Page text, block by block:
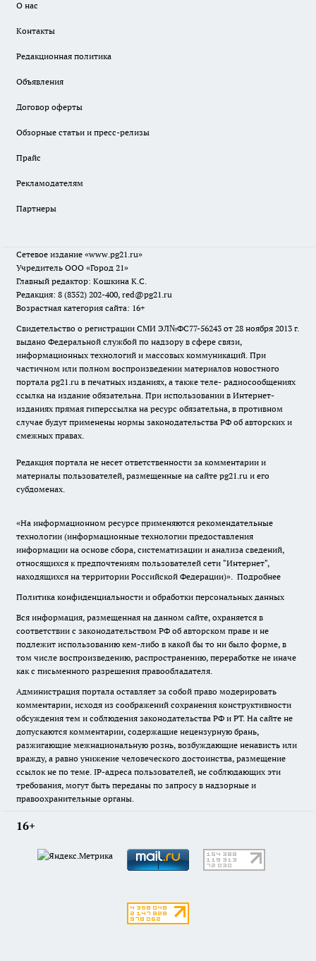
О нас
Контакты
Редакционная политика
Объявления
Договор оферты
Обзорные статьи и пресс-релизы
Прайс
Рекламодателям
Партнеры
Сетевое издание «www.pg21.ru»
Учредитель ООО «Город 21»
Главный редактор: Кошкина К.С.
Редакция: 8 (8352) 202-400, red@pg21.ru
Возрастная категория сайта: 16+
Свидетельство о регистрации СМИ ЭЛ№ФС77-56243 от 28 ноября 2013 г.
выдано Федеральной службой по надзору в сфере связи,
информационных технологий и массовых коммуникаций. При
частичном или полном воспроизведении материалов новостного
портала pg21.ru в печатных изданиях, а также теле- радиосообщениях
ссылка на издание обязательна. При использовании в Интернет-
изданиях прямая гиперссылка на ресурс обязательна, в противном
случае будут применены нормы законодательства РФ об авторских и
смежных правах.
Редакция портала не несет ответственности за комментарии и
материалы пользователей, размещенные на сайте pg21.ru и его
субдоменах.
«На информационном ресурсе применяются рекомендательные
технологии (информационные технологии предоставления
информации на основе сбора, систематизации и анализа сведений,
относящихся к предпочтениям пользователей сети "Интернет",
находящихся на территории Российской Федерации)». Подробнее
Политика конфиденциальности и обработки персональных данных
Вся информация, размещенная на данном сайте, охраняется в
соответствии с законодательством РФ об авторском праве и не
подлежит использованию кем-либо в какой бы то ни было форме, в
том числе воспроизведению, распространению, переработке не иначе
как с письменного разрешения правообладателя.
Администрация портала оставляет за собой право модерировать
комментарии, исходя из соображений сохранения конструктивности
обсуждения тем и соблюдения законодательства РФ и РТ. На сайте не
допускаются комментарии, содержащие нецензурную брань,
разжигающие межнациональную рознь, возбуждающие ненависть или
вражду, а равно унижение человеческого достоинства, размещение
ссылок не по теме. IP-адреса пользователей, не соблюдающих эти
требования, могут быть переданы по запросу в надзорные и
правоохранительные органы.
16+